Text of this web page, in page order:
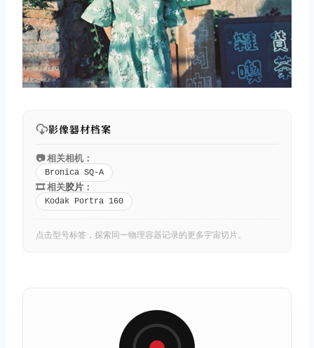
影像器材档案
📷 相关相机：
Bronica SQ-A
🎞️ 相关胶片 ：
Kodak Portra 160
点击型号标签，探索同一物理容器记录的更多宇宙切片。